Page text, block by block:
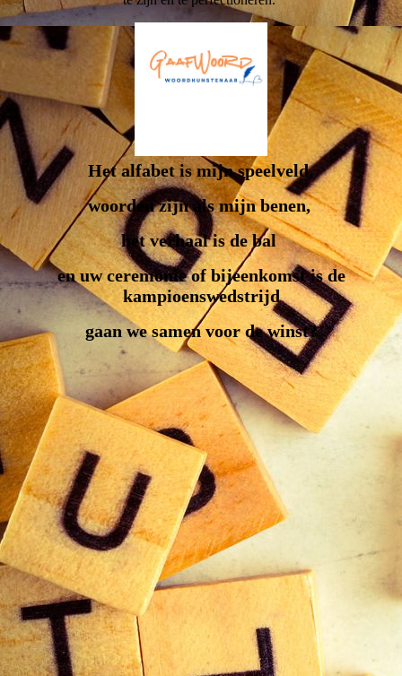
Het alfabet is mijn speelveld,
woorden zijn als mijn benen,
het verhaal is de bal
enuw ceremonie of bijeenkomst is de
kampioenswedstrijd
gaan we samen voor de winst?